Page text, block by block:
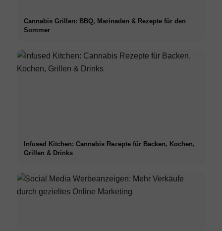
Cannabis Grillen: BBQ, Marinaden & Rezepte für den
Sommer
Infused Kitchen: Cannabis Rezepte für Backen, Kochen,
Grillen & Drinks